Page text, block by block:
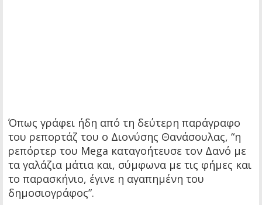
Όπως γράφει ήδη από τη δεύτερη παράγραφο
του ρεπορτάζ του ο Διονύσης Θανάσουλας, “η
ρεπόρτερ του Mega καταγοήτευσε τον Δανό με
τα γαλάζια μάτια και, σύμφωνα με τις φήμες και
το παρασκήνιο, έγινε η αγαπημένη του
δημοσιογράφος”.